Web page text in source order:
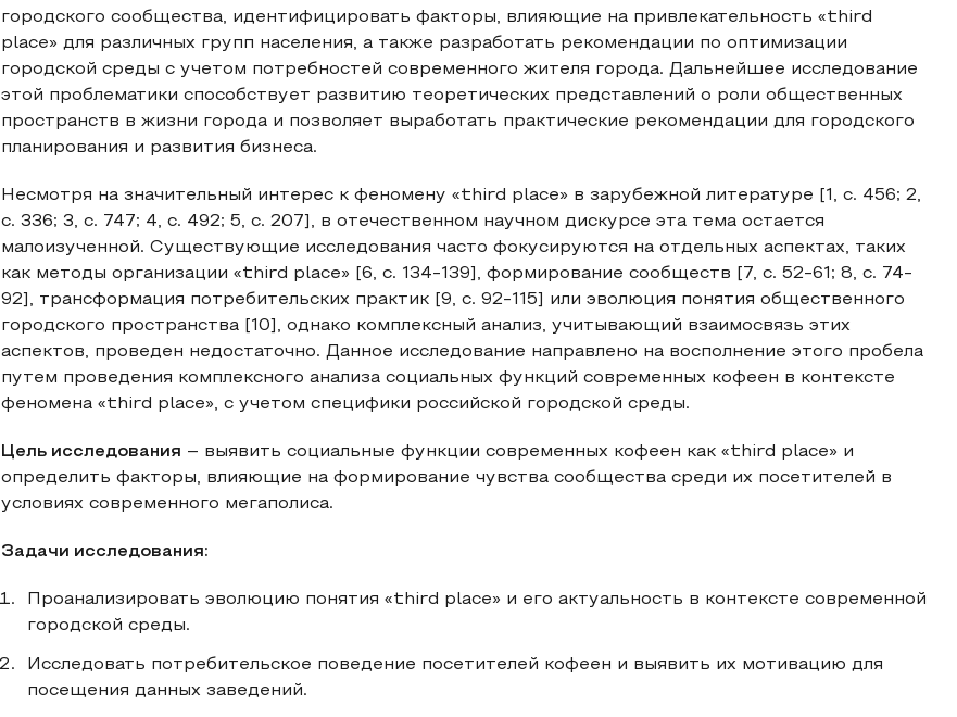
городского сообщества, идентифицировать факторы, влияющие на привлекательность «third
place» для различных групп населения, а также разработать рекомендации по оптимизации
городской среды с учетом потребностей современного жителя города. Дальнейшее исследование
этой проблематики способствует развитию теоретических представлений о роли общественных
пространств в жизни города и позволяет выработать практические рекомендации для городского
планирования и развития бизнеса.
Несмотря на значительный интерес к феномену «third place» в зарубежной литературе [1, с. 456; 2,
с. 336; 3, с. 747; 4, с. 492; 5, с. 207], в отечественном научном дискурсе эта тема остается
малоизученной. Существующие исследования часто фокусируются на отдельных аспектах, таких
как методы организации «third place» [6, с. 134-139], формирование сообществ [7, с. 52-61; 8, с. 74-
92], трансформация потребительских практик [9, с. 92-115] или эволюция понятия общественного
городского пространства [10], однако комплексный анализ, учитывающий взаимосвязь этих
аспектов, проведен недостаточно. Данное исследование направлено на восполнение этого пробела
путем проведения комплексного анализа социальных функций современных кофеен в контексте
феномена «third place», с учетом специфики российской городской среды.
Цель исследования – выявить социальные функции современных кофеен как «third place» и
определить факторы, влияющие на формирование чувства сообщества среди их посетителей в
условиях современного мегаполиса.
Задачи исследования:
Проанализировать эволюцию понятия «third place» и его актуальность в контексте современной
городской среды.
Исследовать потребительское поведение посетителей кофеен и выявить их мотивацию для
посещения данных заведений.